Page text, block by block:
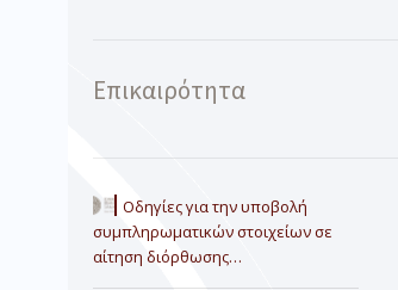
Επικαιρότητα
Οδηγίες για την υποβολή
συμπληρωματικών στοιχείων σε
αίτηση διόρθωσης…